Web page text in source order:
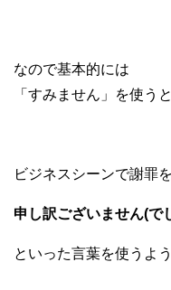
なので基本的には
「すみません」を使う
ビジネスシーンで謝罪
申し訳ございません(で
といった言葉を使うよ